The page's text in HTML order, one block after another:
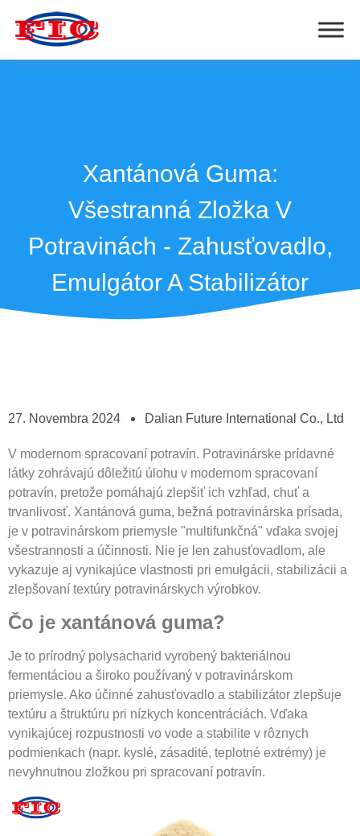
Xantánová Guma:
Všestranná Zložka V
Potravinách - Zahusťovadlo,
Emulgátor A Stabilizátor
27. Novembra 2024 Dalian Future International Co., Ltd
V modernom spracovaní potravín. Potravinárske prídavné
látky zohrávajú dôležitú úlohu v modernom spracovaní
potravín, pretože pomáhajú zlepšiť ich vzhľad, chuť a
trvanlivosť. Xantánová guma, bežná potravinárska prísada,
je v potravinárskom priemysle "multifunkčná" vďaka svojej
všestrannosti a účinnosti. Nie je len zahusťovadlom, ale
vykazuje aj vynikajúce vlastnosti pri emulgácii, stabilizácii a
zlepšovaní textúry potravinárskych výrobkov.
Čo je xantánová guma?
Je to prírodný polysacharid vyrobený bakteriálnou
fermentáciou a široko používaný v potravinárskom
priemysle. Ako účinné zahusťovadlo a stabilizátor zlepšuje
textúru a štruktúru pri nízkych koncentráciách. Vďaka
vynikajúcej rozpustnosti vo vode a stabilite v rôznych
podmienkach (napr. kyslé, zásadité, teplotné extrémy) je
nevyhnutnou zložkou pri spracovaní potravín.